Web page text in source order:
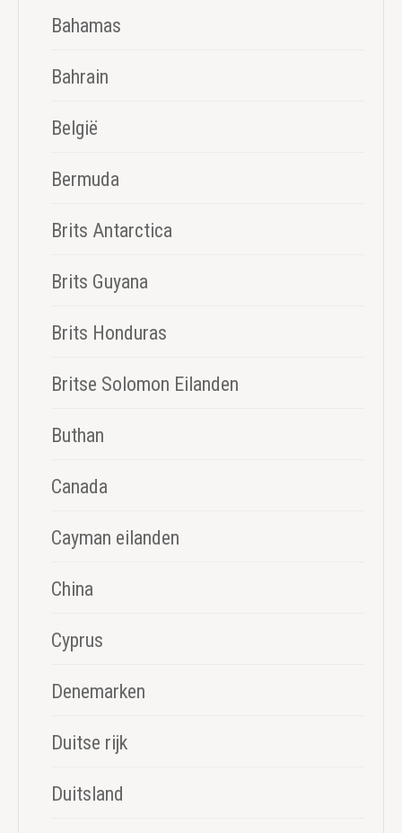
Bahamas
Bahrain
België
Bermuda
Brits Antarctica
Brits Guyana
Brits Honduras
Britse Solomon Eilanden
Buthan
Canada
Cayman eilanden
China
Cyprus
Denemarken
Duitse rijk
Duitsland